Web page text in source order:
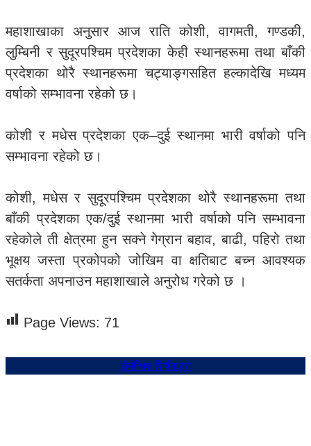
महाशाखाका अनुसार आज राति कोशी, वागमती, गण्डकी,
लुम्बिनी र सुदूरपश्चिम प्रदेशका केही स्थानहरूमा तथा बाँकी
प्रदेशका थोरै स्थानहरूमा चट्याङ्गसहित हल्कादेखि मध्यम
वर्षाको सम्भावना रहेको छ।
कोशी र मधेस प्रदेशका एक–दुई स्थानमा भारी वर्षाको पनि
सम्भावना रहेको छ।
कोशी, मधेस र सुदूरपश्चिम प्रदेशका थोरै स्थानहरूमा तथा
बाँकी प्रदेशका एक/दुई स्थानमा भारी वर्षाको पनि सम्भावना
रहेकोले ती क्षेत्रमा हुन सक्ने गेग्रान बहाव, बाढी, पहिरो तथा
भूक्षय जस्ता प्रकोपको जोखिम वा क्षतिबाट बच्न आवश्यक
सतर्कता अपनाउन महाशाखाले अनुरोध गरेको छ ।
Page Views: 71
संबन्धित शिर्षकहरु